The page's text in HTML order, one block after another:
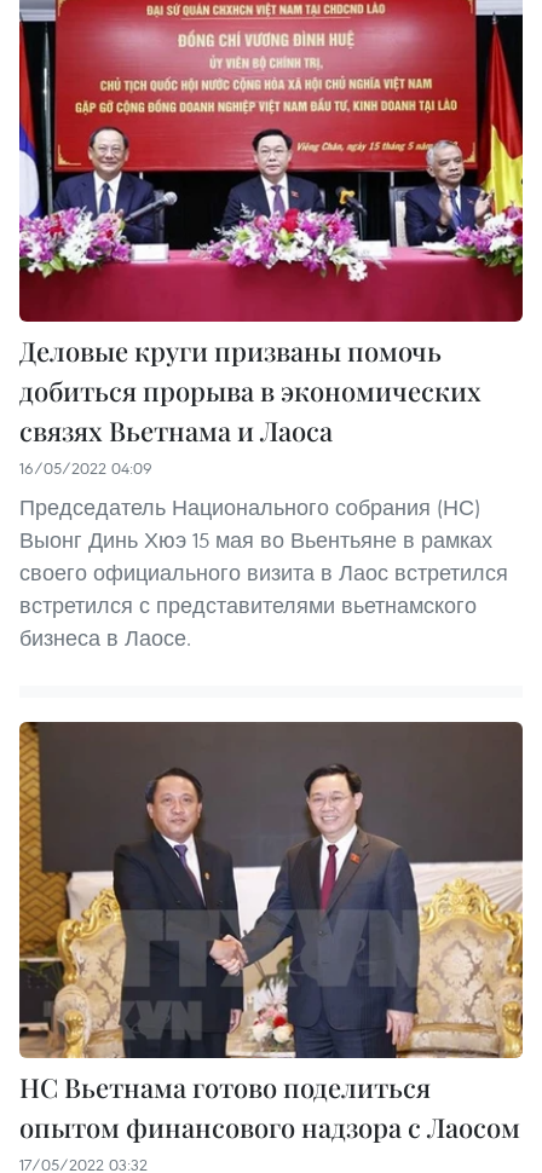
Деловые круги призваны помочь
добиться прорыва в экономических
связях Вьетнама и Лаоса
16/05/2022 04:09
Председатель Национального собрания (НС)
Выонг Динь Хюэ 15 мая во Вьентьяне в рамках
своего официального визита в Лаос встретился
встретился с представителями вьетнамского
бизнеса в Лаосе.
НС Вьетнама готово поделиться
опытом финансового надзора с Лаосом
17/05/2022 03:32